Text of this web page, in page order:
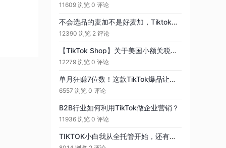
11609 浏览 0 评论
不会选品的麦加不是好麦加，Tiktok选品渠道攻略（一）
12390 浏览 2 评论
【TikTok Shop】关于美国小额关税政策变更的新资质要求
12279 浏览 0 评论
单月狂赚7位数！这款TikTok爆品让卖家赚疯了
6557 浏览 0 评论
B2B行业如何利用TikTok做企业营销？
11936 浏览 0 评论
TIKTOK小白我从全托管开始，还有机会吗？